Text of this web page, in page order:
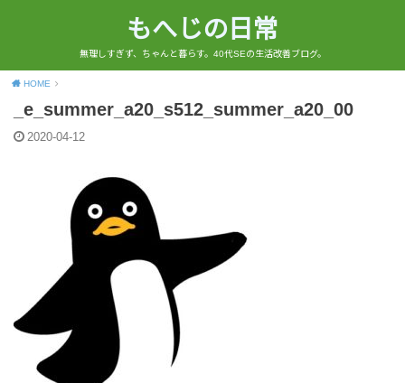
もへじの日常
無理しすぎず、ちゃんと暮らす。40代SEの生活改善ブログ。
HOME
_e_summer_a20_s512_summer_a20_00
2020-04-12